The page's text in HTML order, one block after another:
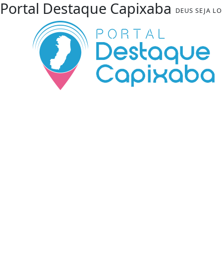
Portal Destaque Capixaba DEUS SEJA